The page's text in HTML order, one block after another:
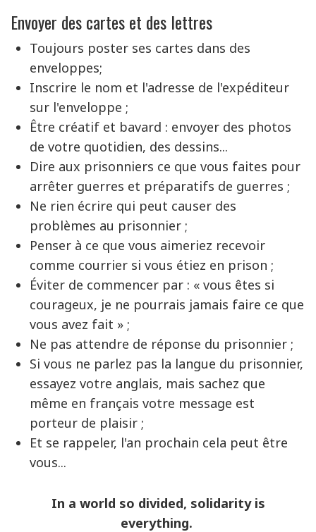
Envoyer des cartes et des lettres
Toujours poster ses cartes dans des
enveloppes;
Inscrire le nom et l'adresse de l'expéditeur
sur l'enveloppe ;
Être créatif et bavard : envoyer des photos
de votre quotidien, des dessins...
Dire aux prisonniers ce que vous faites pour
arrêter guerres et préparatifs de guerres ;
Ne rien écrire qui peut causer des
problèmes au prisonnier ;
Penser à ce que vous aimeriez recevoir
comme courrier si vous étiez en prison ;
Éviter de commencer par : « vous êtes si
courageux, je ne pourrais jamais faire ce que
vous avez fait » ;
Ne pas attendre de réponse du prisonnier ;
Si vous ne parlez pas la langue du prisonnier,
essayez votre anglais, mais sachez que
même en français votre message est
porteur de plaisir ;
Et se rappeler, l'an prochain cela peut être
vous...
In a world so divided, solidarity is
everything.